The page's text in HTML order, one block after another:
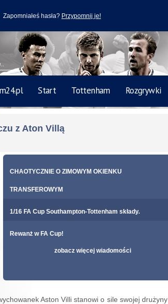
Zapomniałeś hasła? Przypomnij je!
Start Tottenham Rozgrywki
z Aton Villą
CHAOTYCZNIE O ZIMOWYM OKIENKU
TRANSFEROWYM
1/16 FA Cup Southampton-Tottenham składy.
Rewanż w FA Cup!
zobacz więcej wiadomości
Aston Villi stanowi o sile swojej drużyny